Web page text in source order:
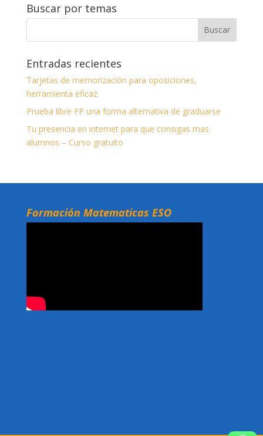
Buscar por temas
Entradas recientes
Tarjetas de memorización para oposiciones,
herramienta eficaz
Prueba libre FP una forma alternativa de graduarse
Tu presencia en internet para que consigas mas
alumnos – Curso gratuito
Formación Matematicas ESO